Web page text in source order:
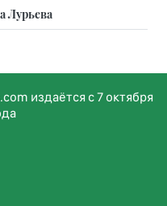
Лурьева
издаётся с 7 октября